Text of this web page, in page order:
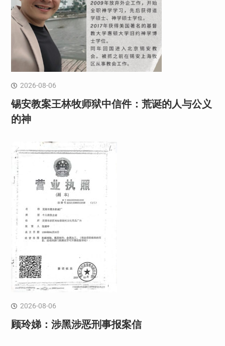
2026-08-06
锡安教案王林牧师狱中信件：荒诞的人与公义
的神
2026-08-06
顾玲娣：涉黑涉恶刑事报案信